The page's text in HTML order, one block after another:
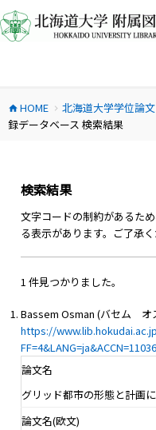
ン
テ
ス
キ
home HOME chevron_right 北海道大学学位論
録データベース 検索結果
検索結果
文字コードの制約があるた
る表示があります。ご了承く
1 件見つかりました。
Bassem Osman (バセム オ
https://
論文名
グリッド都市の形態と計画
論文名(欧文)